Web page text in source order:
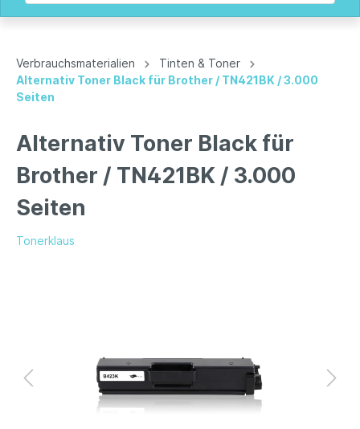
Verbrauchsmaterialien
Tinten & Toner
Alternativ Toner Black für Brother / TN421BK / 3.000
Seiten
Alternativ Toner Black für
Brother / TN421BK / 3.000
Seiten
Tonerklaus